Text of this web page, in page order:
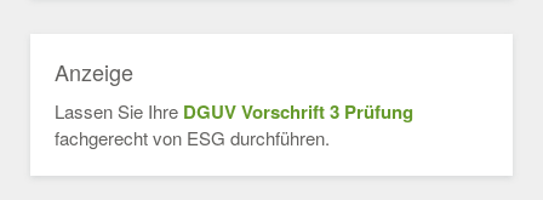
Anzeige
Lassen Sie Ihre DGUV Vorschrift 3 Prüfung
fachgerecht von ESG durchführen.